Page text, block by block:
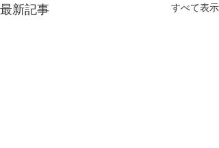
最新記事 すべて表示